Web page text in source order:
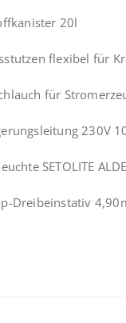
20l
flexibel für
für
230V
SETOLITE
Dreibeinstativ